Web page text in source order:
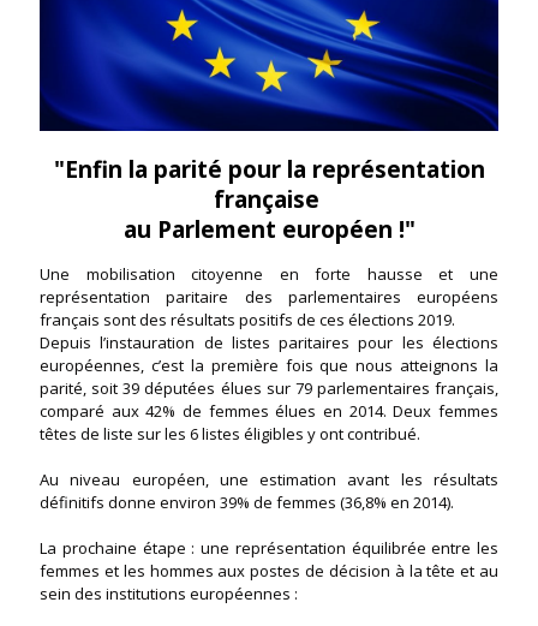
"Enfin la parité pour la représentation
française
au Parlement européen !"
Une mobilisation citoyenne en forte hausse et une
représentation paritaire des parlementaires européens
français sont des résultats positifs de ces élections 2019.
Depuis l’instauration de listes paritaires pour les élections
européennes, c’est la première fois que nous atteignons la
parité, soit 39 députées élues sur 79 parlementaires français,
comparé aux 42% de femmes élues en 2014. Deux femmes
têtes de liste sur les 6 listes éligibles y ont contribué.
Au niveau européen, une estimation avant les résultats
définitifs donne environ 39% de femmes (36,8% en 2014).
La prochaine étape : une représentation équilibrée entre les
femmes et les hommes aux postes de décision à la tête et au
sein des institutions européennes :